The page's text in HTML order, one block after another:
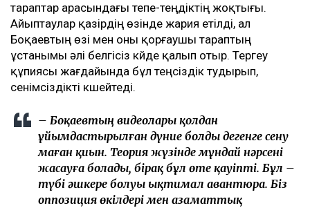
тараптар арасындағы тепе-теңдіктің жоқтығы.
Айыптаулар қазірдің өзінде жария етілді, ал
Боқаевтың өзі мен оны қорғаушы тараптың
ұстанымы әлі белгісіз күйде қалып отыр. Тергеу
құпиясы жағдайында бұл теңсіздік тудырып,
сенімсіздікті күшейтеді.
– Боқаевтың видеолары қолдан
ұйымдастырылған дүние болды дегенге сену
маған қиын. Теория жүзінде мұндай нәрсені
жасауға болады, бірақ бұл өте қауіпті. Бұл –
түбі әшкере болуы ықтимал авантюра. Біз
оппозиция өкілдері мен азаматтық